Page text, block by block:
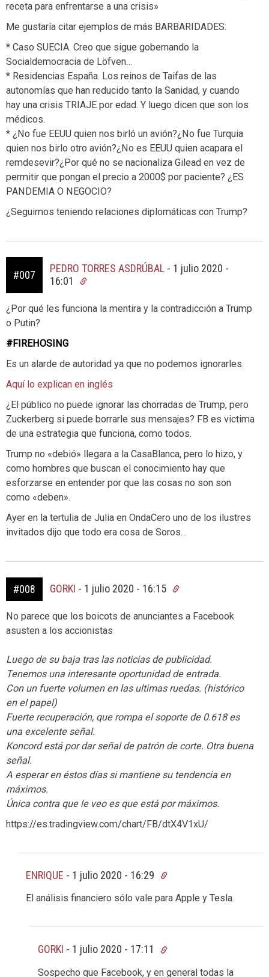
receta para enfrentarse a una crisis»
Me gustaría citar ejemplos de más BARBARIDADES:
* Caso SUECIA. Creo que sigue gobernando la
Socialdemocracia de Löfven…
* Residencias España. Los reinos de Taifas de las
autonomías que han reducido tanto la Sanidad, y cuando
hay una crisis TRIAJE por edad. Y luego dicen que son los
médicos.
* ¿No fue EEUU quien nos birló un avión?¿No fue Turquia
quien nos birlo otro avión?¿No es EEUU quien acapara el
remdesevir?¿Por qué no se nacionaliza Gilead en vez de
permitir que pongan el precio a 2000$ por paciente? ¿ES
PANDEMIA O NEGOCIO?
¿Seguimos teniendo relaciones diplomáticas con Trump?
#007
PEDRO TORRES ASDRÚBAL - 1 julio 2020 -
16:01
¿Por qué les funciona la mentira y la contradicción a Trump
o Putin?
#FIREHOSING
Es un alarde de autoridad ya que no podemos ignorarles.
Aquí lo explican en inglés
¿El público no puede ignorar las chorradas de Trump, pero
Zuckerberg si puede borrarle sus mensajes? FB es victima
de una estrategia que funciona, como todos.
Trump no «debió» llegara a la CasaBlanca, pero lo hizo, y
como hombres que buscan el conocimiento hay que
esforzarse en entender por que las cosas no son son
como «deben».
Ayer en la tertulia de Julia en OndaCero uno de los ilustres
invitados dijo que todo era cosa de Soros…
#008 GORKI - 1 julio 2020 - 16:15
No parece que los boicots de anunciantes a Facebook
asusten a los accionistas
Luego de su baja tras las noticias de publicidad.
Tenemos una interesante oportunidad de entrada.
Con un fuerte volumen en las ultimas ruedas. (histórico
en el papel)
Fuerte recuperación, que rompa el soporte de 0.618 es
una excelente señal.
Koncord está por dar señal de patrón de corte. Otra buena
señal.
A esperar en éstos días si mantiene su tendencia en
máximos.
Única contra que le veo es que está por máximos.
https://es.tradingview.com/chart/FB/dtX4V1xU/
ENRIQUE - 1 julio 2020 - 16:29
El análisis financiero sólo vale para Apple y Tesla.
GORKI - 1 julio 2020 - 17:11
Sospecho que Facebook, y en general todas la